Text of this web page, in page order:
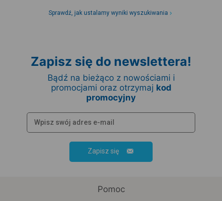
Sprawdź, jak ustalamy wyniki wyszukiwania
Zapisz się do newslettera!
Bądź na bieżąco z nowościami i
promocjami oraz otrzymaj kod
promocyjny
Zapisz się
Pomoc